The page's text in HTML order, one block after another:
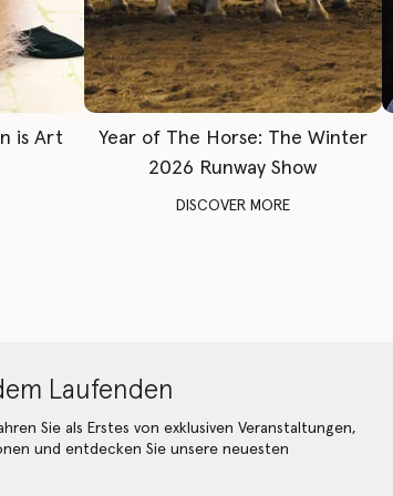
is Art
Year of The Horse: The Winter
2026 Runway Show
DISCOVER MORE
Laufenden
Sie als Erstes von exklusiven Veranstaltungen,
und entdecken Sie unsere neuesten